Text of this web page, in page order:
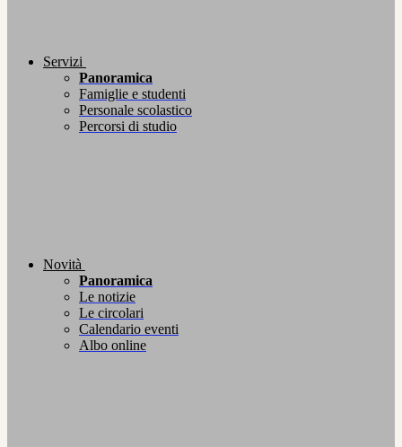
Servizi
Panoramica
Famiglie e studenti
Personale scolastico
Percorsi di studio
Novità
Panoramica
Le notizie
Le circolari
Calendario eventi
Albo online